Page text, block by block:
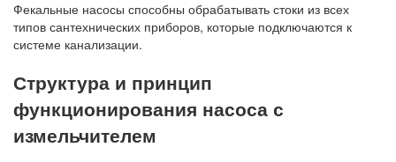
Фекальные насосы способны обрабатывать стоки из всех
типов сантехнических приборов, которые подключаются к
системе канализации.
Структура и принцип
функционирования насоса с
измельчителем